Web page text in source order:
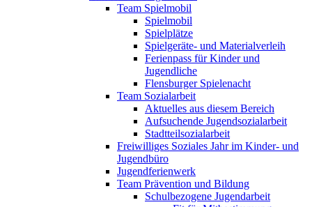
Team Spielmobil
Spielmobil
Spielplätze
Spielgeräte- und Materialverleih
Ferienpass für Kinder und
Jugendliche
Flensburger Spielenacht
Team Sozialarbeit
Aktuelles aus diesem Bereich
Aufsuchende Jugendsozialarbeit
Stadtteilsozialarbeit
Freiwilliges Soziales Jahr im Kinder- und
Jugendbüro
Jugendferienwerk
Team Prävention und Bildung
Schulbezogene Jugendarbeit